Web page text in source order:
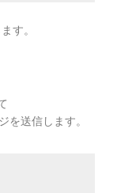
す。
を送信します。